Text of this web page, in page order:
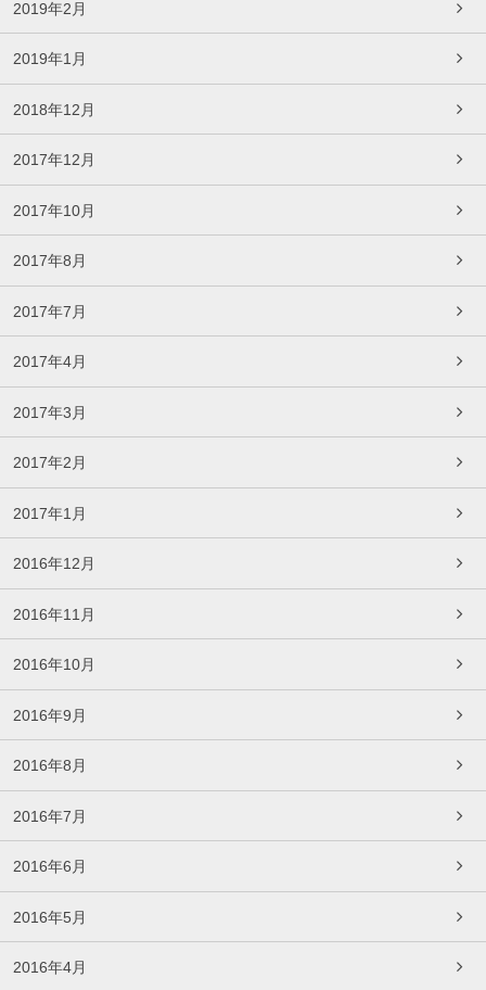
2019年2月
2019年1月
2018年12月
2017年12月
2017年10月
2017年8月
2017年7月
2017年4月
2017年3月
2017年2月
2017年1月
2016年12月
2016年11月
2016年10月
2016年9月
2016年8月
2016年7月
2016年6月
2016年5月
2016年4月